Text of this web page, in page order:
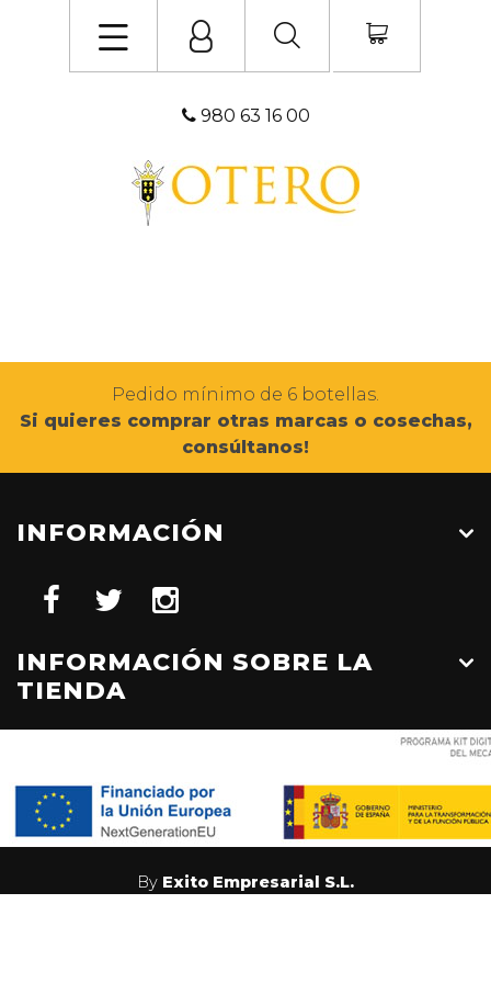
980 63 16 00
Pedido mínimo de 6 botellas.
Si quieres comprar otras marcas o cosechas,
consúltanos!
INFORMACIÓN
INFORMACIÓN SOBRE LA
TIENDA
By Exito Empresarial S.L.